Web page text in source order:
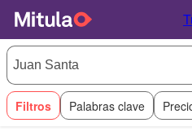
Filtros Palabras clave